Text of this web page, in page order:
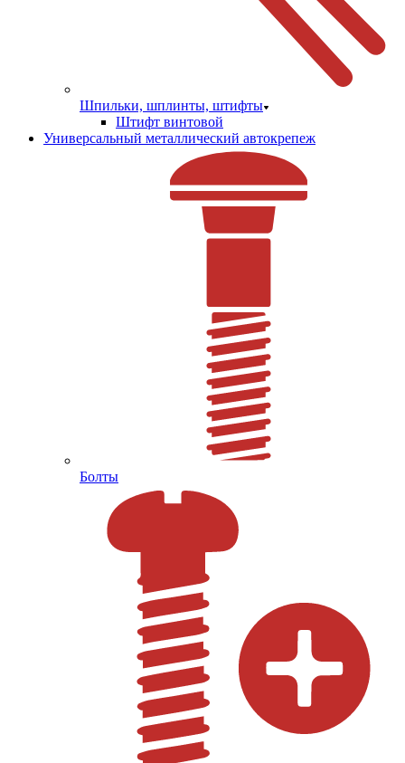
Шпильки, шплинты, штифты
Штифт винтовой
Универсальный металлический автокрепеж
Болты